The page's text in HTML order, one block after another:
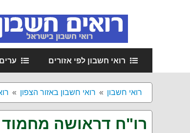
רואי חשבון לפי אזורים
רואי חשבון רואי חשבון באזור הצפון
רו"ח דראושה מחמוד